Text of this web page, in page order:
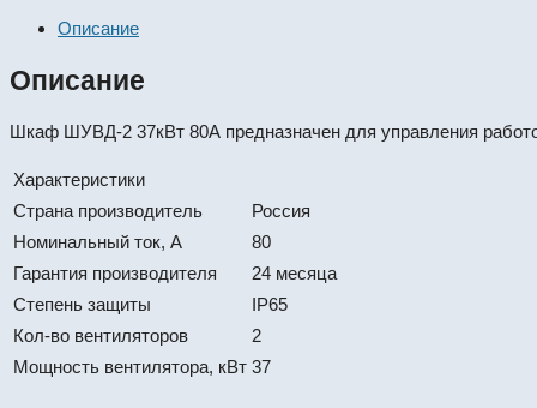
Описание
Описание
Шкаф ШУВД-2 37кВт 80А предназначен для управления
Характеристики
Страна производитель
Россия
Номинальный ток, А
80
Гарантия производителя
24 месяца
Степень защиты
IP65
Кол-во вентиляторов
2
Мощность вентилятора, кВт 37